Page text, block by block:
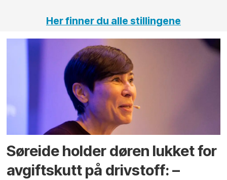
Her finner du alle stillingene
Søreide holder døren lukket for
avgiftskutt på drivstoff: –